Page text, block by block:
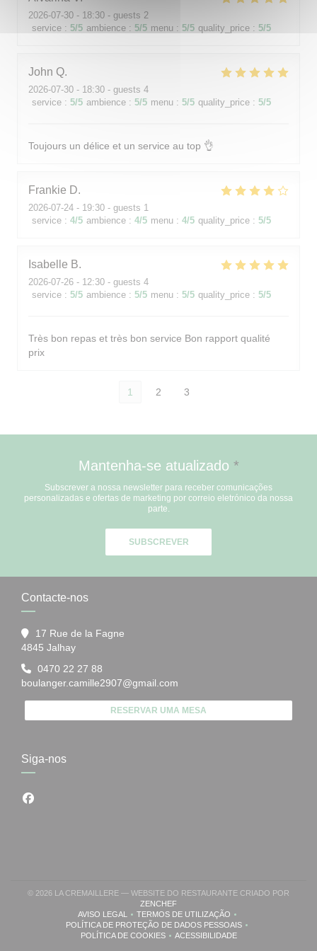
2026-07-30 - 18:30 - guests 2
service : 5/5 ambience : 5/5 menu : 5/5 quality_price : 5/5
John Q
2026-07-30 - 18:30 - guests 4
service : 5/5 ambience : 5/5 menu : 5/5 quality_price : 5/5
Toujours un délice et un service au top 👌
Frankie D
2026-07-24 - 19:30 - guests 1
service : 4/5 ambience : 4/5 menu : 4/5 quality_price : 5/5
Isabelle B
2026-07-26 - 12:30 - guests 4
service : 5/5 ambience : 5/5 menu : 5/5 quality_price : 5/5
Très bon repas et très bon service Bon rapport qualité
prix
1 2 3
Mantenha-se atualizado *
Subscrever a nossa newsletter para receber comunicações
personalizadas e ofertas de marketing por correio eletrónico da nossa
parte.
SUBSCREVER
Contacte-nos
17 Rue de la Fagne
4845 Jalhay((abre numa nova janela))
0470 22 27 88
boulanger.camille2907@gmail.com
RESERVAR UMA MESA
Siga-nos
Facebook ((abre numa nova janela))
© 2026 LA CREMAILLERE — WEBSITE DO RESTAURANTE CRIADO POR
ZENCHEF((ABRE NUMA NOVA JANELA))
AVISO LEGAL((ABRE NUMA NOVA JANELA))
TERMOS DE UTILIZAÇÃO((ABRE NUMA NOVA JANELA))
POLÍTICA DE PROTEÇÃO DE DADOS PESSOAIS
((ABRE NUMA NOVA JANELA))
POLÍTICA DE COOKIES((ABRE NUMA NOVA JANELA))
ACESSIBILIDADE((ABRE NUMA NOVA JANELA))